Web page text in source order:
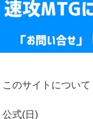
このサイトについて
公式(日)